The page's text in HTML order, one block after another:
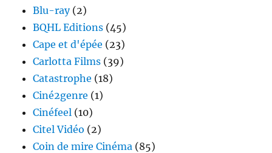
Blu-ray(2)
BQHL Editions (45)
Cape et d'épée (23)
Carlotta Films (39)
Catastrophe (18)
Ciné2genre (1)
Cinéfeel (10)
Citel Vidéo (2)
Coin de mire Cinéma (85)